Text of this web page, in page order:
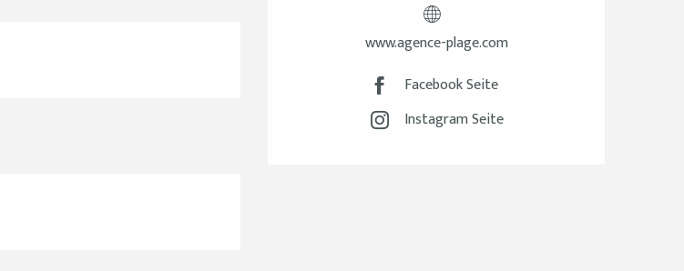
www.agence-plage.com
Facebook Seite
Instagram Seite